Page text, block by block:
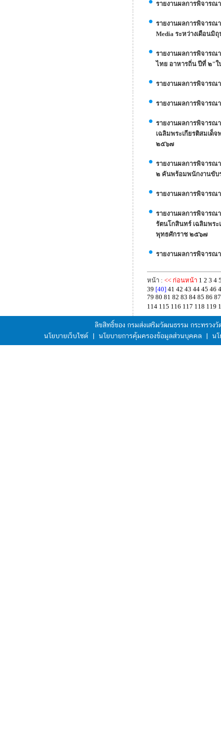
รายงานผลการพิจารณ
รายงานผลการพิจารณ
Media ระหว่างเดือนมิ
รายงานผลการพิจารณ
ไทย อาหารถิ่น ปีที่ ๒"
รายงานผลการพิจารณา
รายงานผลการพิจารณ
รายงานผลการพิจารณ
เฉลิมพระเกียรติสมเด็
๒๕๖๗
รายงานผลการพิจารณ
๒ คันพร้อมพนักงานขับ
รายงานผลการพิจารณ
รายงานผลการพิจารณ
รัตนโกสินทร์ เฉลิมพระ
พุทธศักราช ๒๕๖๗
รายงานผลการพิจารณ
หน้า : << ก่อนหน้า 1 2 3 4
39 [40] 41 42 43 44 45 46
79 80 81 82 83 84 85 86 87
114 115 116 117 118 119
ลิขสิทธิ์ของ กรมส่งเสริมวัฒนธรรม กระทรว
นโยบายเว็บไซต์
| นโยบายการคุ้มครองข้อมูลส่วนบุคคล | น